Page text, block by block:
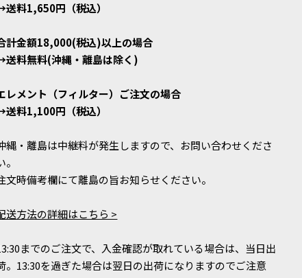
料1,650円（税込）
計金額18,000(税込)以上の場合
料無料(沖縄・離島は除く)
レメント（フィルター）ご注文の場合
料1,100円（税込）
縄・離島は中継料が発生しますので、お問い合わせくださ
。
文時備考欄にて離島の旨お知らせください。
送方法の詳細はこちら >
までのご注文で、入金確認が取れている場合は、当日出
。13:30を過ぎた場合は翌日の出荷になりますのでご注意